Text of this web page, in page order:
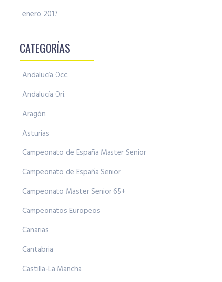
enero 2017
CATEGORÍAS
Andalucía Occ.
Andalucía Ori.
Aragón
Asturias
Campeonato de España Master Senior
Campeonato de España Senior
Campeonato Master Senior 65+
Campeonatos Europeos
Canarias
Cantabria
Castilla-La Mancha